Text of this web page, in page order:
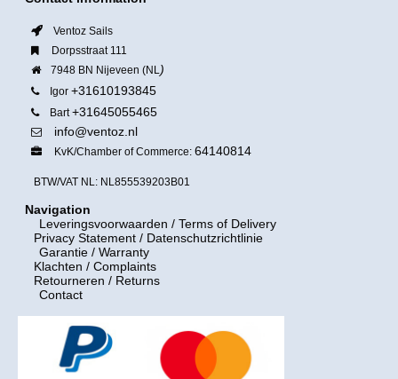
Ventoz Sails
Dorpsstraat 111
7948 BN Nijeveen (NL )
Igor +31610193845
Bart+31645055465
info@ventoz.nl
KvK/Chamber of Commerce: 64140814
BTW/VAT NL: NL855539203B01
Navigation
Leveringsvoorwaarden / Terms of Delivery
Privacy Statement / Datenschutzrichtlinie
Garantie / Warranty
Klachten / Complaints
Retourneren / Returns
Contact